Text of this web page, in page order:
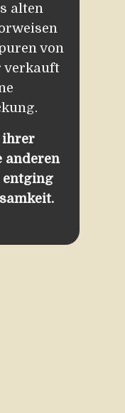
alten
von
verkauft
ihrer
anderen
entging